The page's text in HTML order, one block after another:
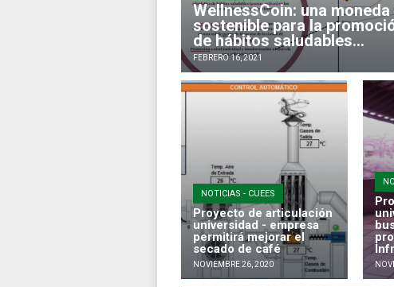
WellnessCoin: una
sostenible para la
de hábitos saludables...
FEBRERO 16, 2021
NOTICIAS - CUEES
Proyecto de articulación
universidad - empresa
permitirá mejorar el
secado de café
NOVIEMBRE 26, 2020